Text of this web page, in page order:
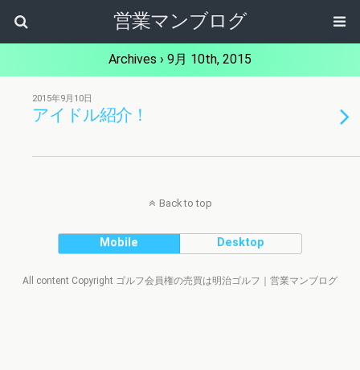
営業マンブログ
Archives › 9月 10th, 2015
2015年9月10日
アイドル紹介！
Back to top
Mobile Desktop
All content Copyright ゴルフ会員権の売買は明治ゴルフ｜営業マンブログ